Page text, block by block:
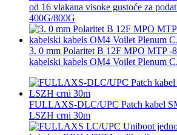
od 16 vlakana visoke gustoće za
400G/800G
3. 0 mm Polaritet B 12F MPO MTP -
kabelski kabels OM4 Voilet Plenum
FULLAXS-DLC/UPC Patch kabel
LSZH crni 30m